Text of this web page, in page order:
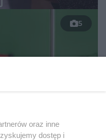
5
oraz inne
dostęp i